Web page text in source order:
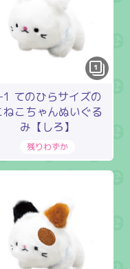
1
1 てのひらサイズの
ねこちゃんぬいぐる
み【しろ】